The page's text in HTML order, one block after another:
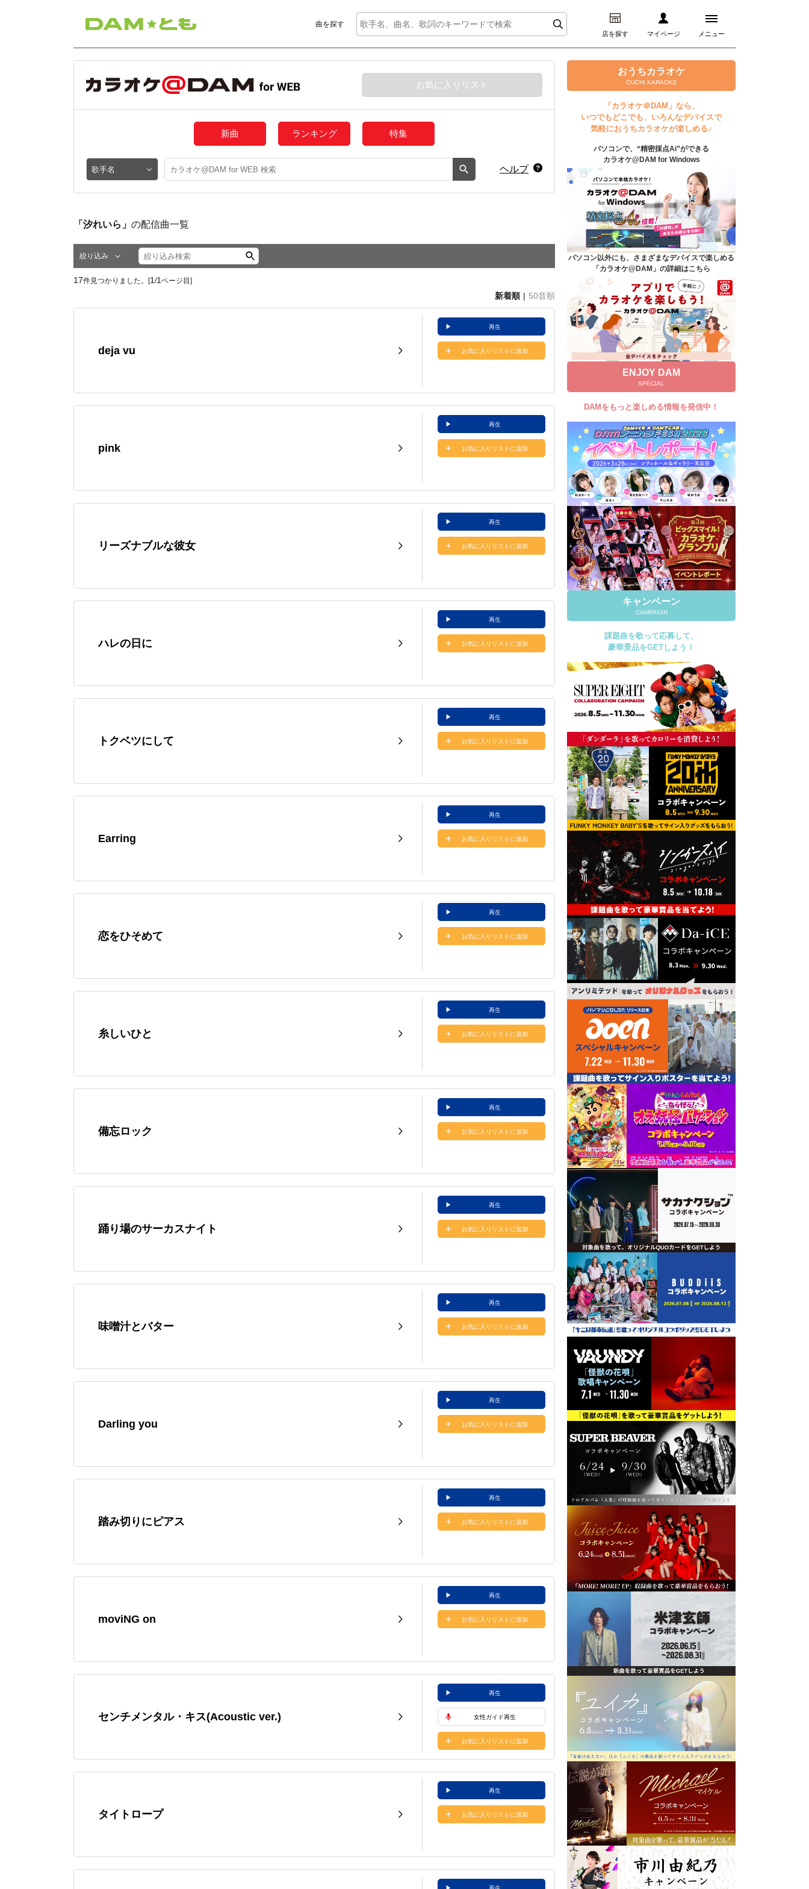
曲を探す
店を探す マイページ メニュー
ログイン
マイページ
プレミアムサービス
DAM★とも動画
DAM★とも録音
カラオケ＠DAM
ユーザー検索
キャンペーン
よくあるご質問
DAMの新曲・ランキングなど
カラオケ最新情報をチェック！
自宅でカラオケ歌い放題！
家族や友達と一緒に！練習にも！
お気に入りリスト
新曲 ランキング 特集
ヘルプ
「汐れいら」 の配信曲一覧
絞り込み
17件見つかりました。[1 /1 ページ目]
新着順 50音順
deja vu
再生
お気に入りリストに追加
pink
再生
お気に入りリストに追加
リーズナブルな彼女
再生
お気に入りリストに追加
ハレの日に
再生
お気に入りリストに追加
トクベツにして
再生
お気に入りリストに追加
Earring
再生
お気に入りリストに追加
恋をひそめて
再生
お気に入りリストに追加
糸しいひと
再生
お気に入りリストに追加
備忘ロック
再生
お気に入りリストに追加
踊り場のサーカスナイト
再生
お気に入りリストに追加
味噌汁とバター
再生
お気に入りリストに追加
Darling you
再生
お気に入りリストに追加
踏み切りにピアス
再生
お気に入りリストに追加
moviNG on
再生
お気に入りリストに追加
センチメンタル・キス(Acoustic ver.)
再生
女性ガイド再生
お気に入りリストに追加
タイトロープ
再生
お気に入りリストに追加
おうちカラオケ
OUCHI KARAOKE
「カラオケ＠DAM」なら、
いつでもどこでも、いろんなデバイスで
気軽におうちカラオケが楽しめる♪
パソコンで、“精密採点Ai”ができる
カラオケ@DAM for Windows
パソコン以外にも、さまざまなデバイスで楽しめる
「カラオケ@DAM」の詳細はこちら
ENJOY DAM
SPECIAL
DAMをもっと楽しめる情報を発信中！
キャンペーン
CAMPAIGN
課題曲を歌って応募して、
豪華景品をGETしよう！